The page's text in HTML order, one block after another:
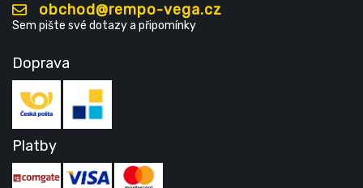
obchod@rempo-vega.cz
Sem pište své dotazy a připomínky
Doprava
Platby